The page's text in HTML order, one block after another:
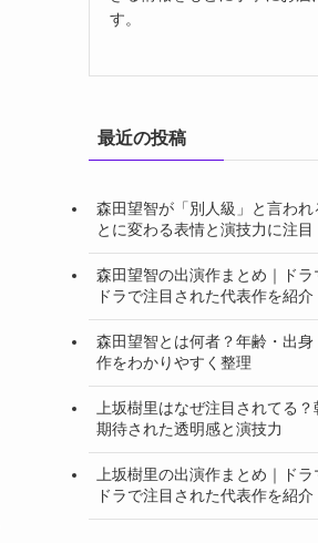
す。
最近の投稿
森田望智が「別人級」と言わ
とに変わる表情と演技力に注目
森田望智の出演作まとめ｜ドラ
ドラで注目された代表作を紹介
森田望智とは何者？年齢・出
作をわかりやすく整理
上坂樹里はなぜ注目されてる
期待された透明感と演技力
上坂樹里の出演作まとめ｜ド
ドラで注目された代表作を紹介